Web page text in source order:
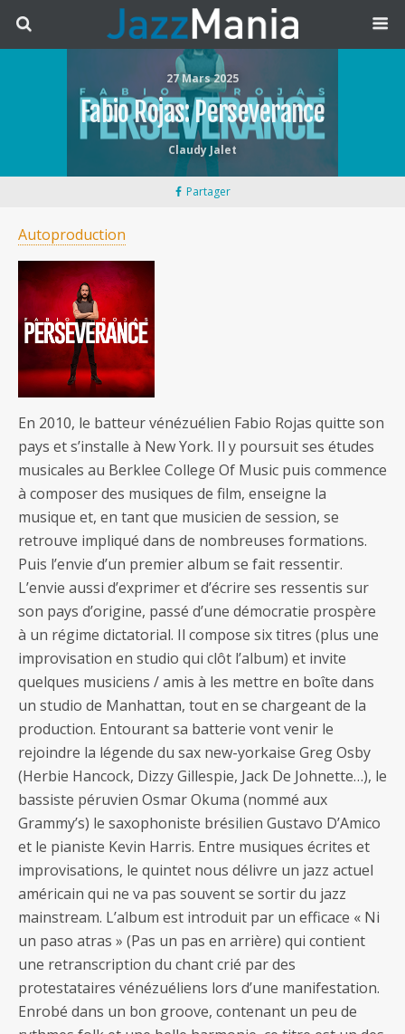
27 Mars 2025
Fabio Rojas: Perseverance
Claudy Jalet
Partager
Autoproduction
En 2010, le batteur vénézuélien Fabio Rojas quitte son
pays et s’installe à New York. Il y poursuit ses études
musicales au Berklee College Of Music puis commence
à composer des musiques de film, enseigne la
musique et, en tant que musicien de session, se
retrouve impliqué dans de nombreuses formations.
Puis l’envie d’un premier album se fait ressentir.
L’envie aussi d’exprimer et d’écrire ses ressentis sur
son pays d’origine, passé d’une démocratie prospère
à un régime dictatorial. Il compose six titres (plus une
improvisation en studio qui clôt l’album) et invite
quelques musiciens / amis à les mettre en boîte dans
un studio de Manhattan, tout en se chargeant de la
production. Entourant sa batterie vont venir le
rejoindre la légende du sax new-yorkaise Greg Osby
(Herbie Hancock, Dizzy Gillespie, Jack De Johnette…), le
bassiste péruvien Osmar Okuma (nommé aux
Grammy’s) le saxophoniste brésilien Gustavo D’Amico
et le pianiste Kevin Harris. Entre musiques écrites et
improvisations, le quintet nous délivre un jazz actuel
américain qui ne va pas souvent se sortir du jazz
mainstream. L’album est introduit par un efficace « Ni
un paso atras » (Pas un pas en arrière) qui contient
une retranscription du chant crié par des
protestataires vénézuéliens lors d’une manifestation.
Enrobé dans un bon groove, contenant un peu de